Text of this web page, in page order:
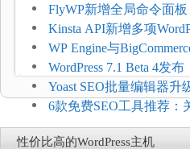
$2.61/月，高性能主机同
FlyWP新增全局命令面
方便
Kinsta API新增多项
WP Engine与
Connect：WordPress商
商能力
WordPress 7.1 Beta 4发
复，仅建议在测试环境
Yoast SEO批量编辑器
词与AI元数据草稿
6款免费SEO工具推荐：
AI可见度检查
性价比高的WordPress主机